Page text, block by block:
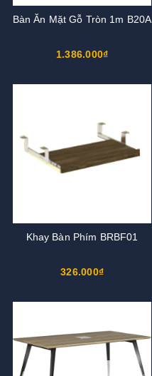
Bàn Ăn Mặt Gỗ Tròn 1m B20A
1.386.000₫
Khay Bàn Phím BRBF01
326.000₫